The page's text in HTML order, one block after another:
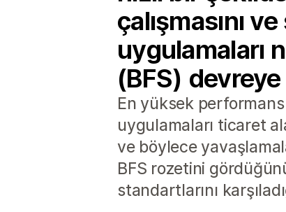
çalışmasını
uygulamaları
(BFS)
En yüksek
uygulamaları ticaret
ve böylece
BFS rozetini
standartlarını